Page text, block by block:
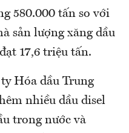
580.000 tấn so với
sản lượng xăng dầu
17,6 triệu tấn.
Hóa dầu Trung
nhiều dầu disel
trong nước và